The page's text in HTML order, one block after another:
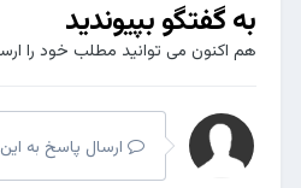
به گفتگو بپیوندید
هم اکنون می توانید مطلب خود را
ارسال پاسخ به